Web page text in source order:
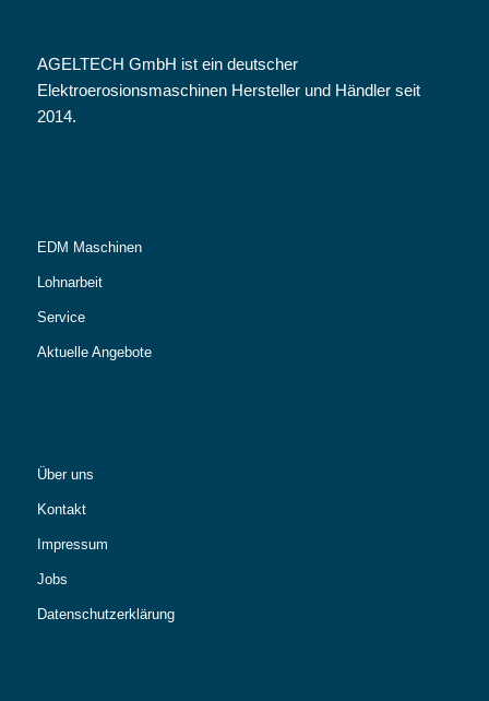
AGELTECH GmbH ist ein deutscher
Elektroerosionsmaschinen Hersteller und Händler seit
2014.
EDM Maschinen
Lohnarbeit
Service
Aktuelle Angebote
Über uns
Kontakt
Impressum
Jobs
Datenschutzerklärung